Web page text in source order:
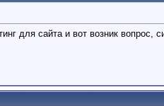
для сайта и вот возник